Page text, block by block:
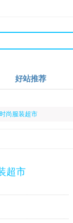
好站推荐
尚服装超市
超市